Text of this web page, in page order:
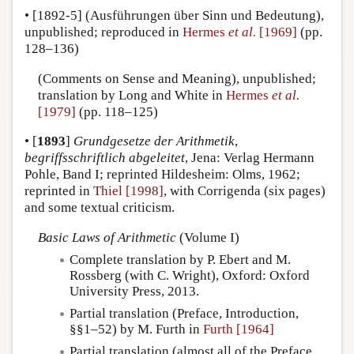
• [1892-5] (Ausführungen über Sinn und Bedeutung),
unpublished; reproduced in Hermes et al. [1969] (pp.
128–136)
(Comments on Sense and Meaning), unpublished;
translation by Long and White in Hermes et al.
[1979] (pp. 118–125)
• [1893] Grundgesetze der Arithmetik,
begriffsschriftlich abgeleitet, Jena: Verlag Hermann
Pohle, Band I; reprinted Hildesheim: Olms, 1962;
reprinted in Thiel [1998], with Corrigenda (six pages)
and some textual criticism.
Basic Laws of Arithmetic(Volume I)
Complete translation by P. Ebert and M.
Rossberg (with C. Wright), Oxford: Oxford
University Press, 2013.
Partial translation (Preface, Introduction,
§§1–52) by M. Furth in Furth [1964]